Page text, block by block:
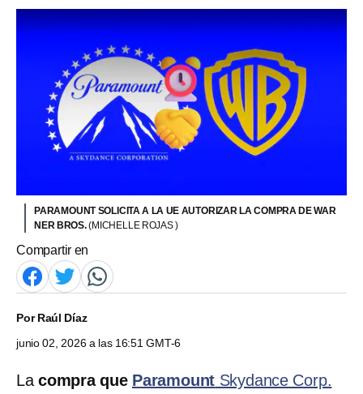
PARAMOUNT SOLICITA A LA UE AUTORIZAR LA COMPRA DE WAR
NER BROS.(MICHELLE ROJAS )
Compartir en
PorRaúl Díaz
junio 02, 2026 a las 16:51 GMT-6
La compra que Paramount Skydance Corp.